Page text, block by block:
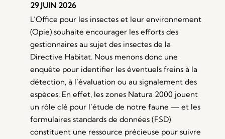
29 JUIN 2026
L’Office pour les insectes et leur environnement
(Opie) souhaite encourager les efforts des
gestionnaires au sujet des insectes de la
Directive Habitat. Nous menons donc une
enquête pour identifier les éventuels freins à la
détection, à l’évaluation ou au signalement des
espèces. En effet, les zones Natura 2000 jouent
un rôle clé pour l’étude de notre faune — et les
formulaires standards de données (FSD)
constituent une ressource précieuse pour suivre